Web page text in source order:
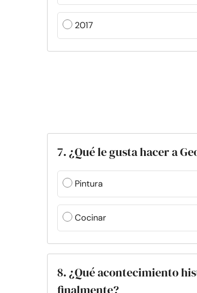
2017
7. ¿Qué le gusta hacer a
Pintura
Cocinar
8. ¿Qué acontecimiento